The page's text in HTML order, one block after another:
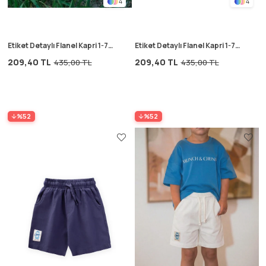
Etiket Detaylı Flanel Kapri 1-7
209,40 TL 435,00 TL
%52
Etiket Detaylı Flanel Kapri 1-7
209,40 TL 435,00 TL
%52